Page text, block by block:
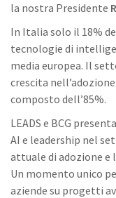
la nostra Presidente
​In Italia solo il 18%
tecnologie di
media europea. Il
crescita
composto dell’85%.
​LEADS e BCG
AI e leadership nel
attuale di adozione e
Un momento unico
aziende su progetti